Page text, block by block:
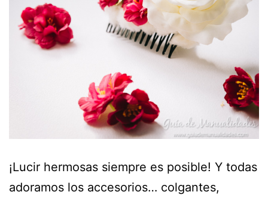
¡Lucir hermosas siempre es posible! Y todas
adoramos los accesorios… colgantes,